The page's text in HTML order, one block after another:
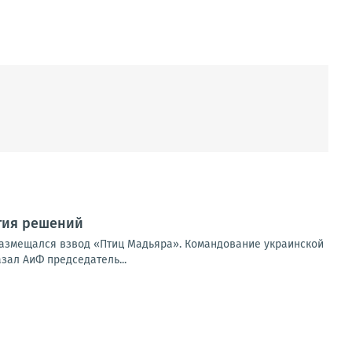
решений
взвод «Птиц Мадьяра». Командование украинской
АиФ председатель...